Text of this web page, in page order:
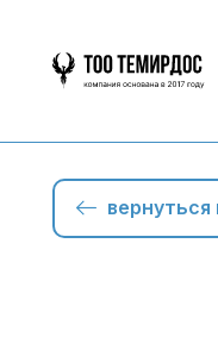
вернуться